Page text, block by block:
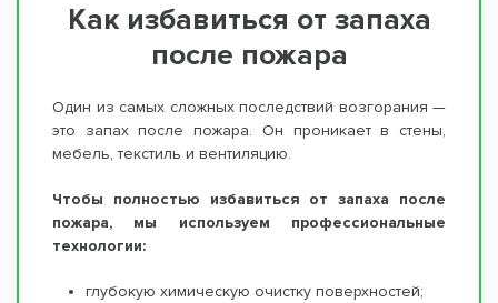
Как избавиться от запаха
после пожара
Один из самых сложных последствий возгорания —
это запах после пожара. Он проникает в стены,
мебель, текстиль и вентиляцию.
Чтобы полностью избавиться от запаха после
пожара, мы используем профессиональные
технологии:
глубокую химическую очистку поверхностей;